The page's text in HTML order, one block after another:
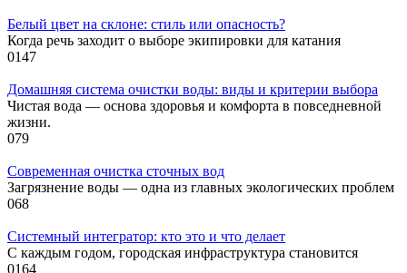
Белый цвет на склоне: стиль или опасность?
Когда речь заходит о выборе экипировки для катания
0147
Домашняя система очистки воды: виды и критерии выбора
Чистая вода — основа здоровья и комфорта в повседневной
жизни.
079
Современная очистка сточных вод
Загрязнение воды — одна из главных экологических проблем
068
Системный интегратор: кто это и что делает
С каждым годом, городская инфраструктура становится
0164